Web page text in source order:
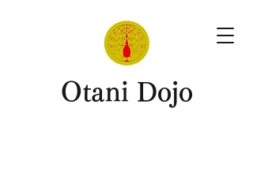
​Otani Dojo